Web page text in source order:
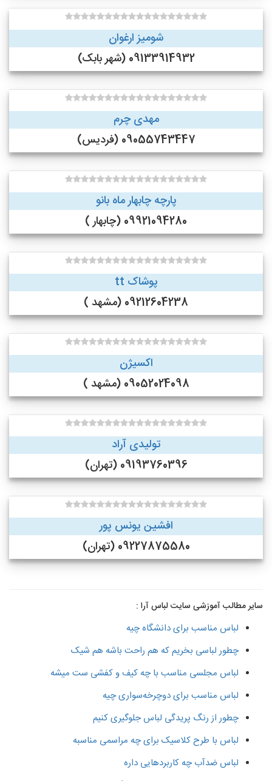
شومیز ارغوان
09133914932 (شهر بابک)
مهدی چرم
09055743447 (فردیس)
پارچه چابهار ماه بانو
09921094280 (چابهار )
پوشاک tt
09212604238 (مشهد )
اکسیژن
09052024098 (مشهد )
تولیدی آراد
09193760396 (تهران)
افشین یونس پور
09227875580 (تهران)
سایر مطالب آموزشی سایت لباس آرا :
لباس مناسب برای دانشگاه چیه
چطور لباسی بخریم که هم راحت باشه هم شیک
لباس مجلسی مناسب با چه کیف و کفشی ست میشه
لباس مناسب برای دوچرخه‌سواری چیه
چطور از رنگ پریدگی لباس جلوگیری کنیم
لباس با طرح کلاسیک برای چه مراسمی مناسبه
لباس ضدآب چه کاربردهایی داره